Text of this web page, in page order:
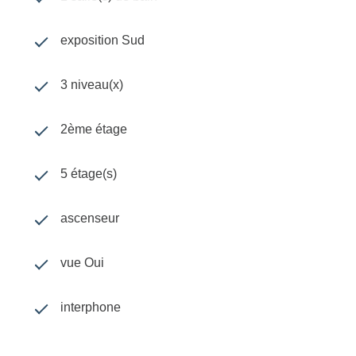
Les informations sur les risques auxquels ce bien
exposition Sud
3 niveau(x)
2ème étage
5 étage(s)
ascenseur
vue Oui
interphone